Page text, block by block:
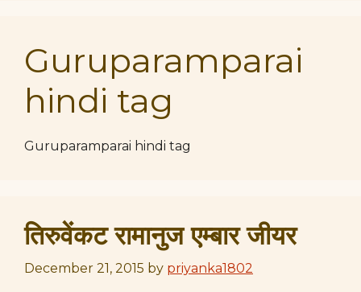
Guruparamparai
hindi tag
Guruparamparai hindi tag
तिरुवेंकट रामानुज एम्बार जीयर
December 21, 2015 by priyanka1802